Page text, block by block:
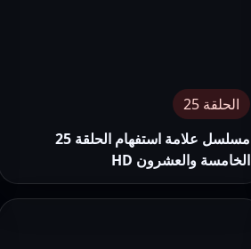
الحلقة 25
مسلسل علامة استفهام الحلقة 25
الخامسة والعشرون HD